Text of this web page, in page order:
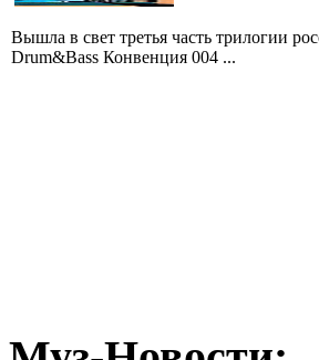
Вышла в свет третья часть трилогии
Drum&Bass Конвенция 004 ...